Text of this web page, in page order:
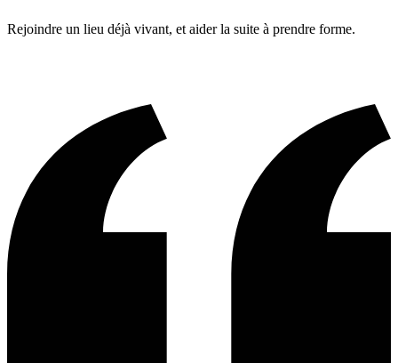
Rejoindre un lieu déjà vivant, et aider la suite à prendre forme.